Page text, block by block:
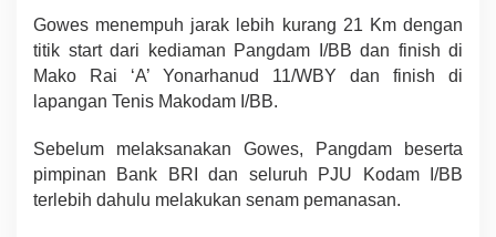
Gowes menempuh jarak lebih kurang 21 Km dengan
titik start dari kediaman Pangdam I/BB dan finish di
Mako Rai ‘A’ Yonarhanud 11/WBY dan finish di
lapangan Tenis Makodam I/BB.
Sebelum melaksanakan Gowes, Pangdam beserta
pimpinan Bank BRI dan seluruh PJU Kodam I/BB
terlebih dahulu melakukan senam pemanasan.